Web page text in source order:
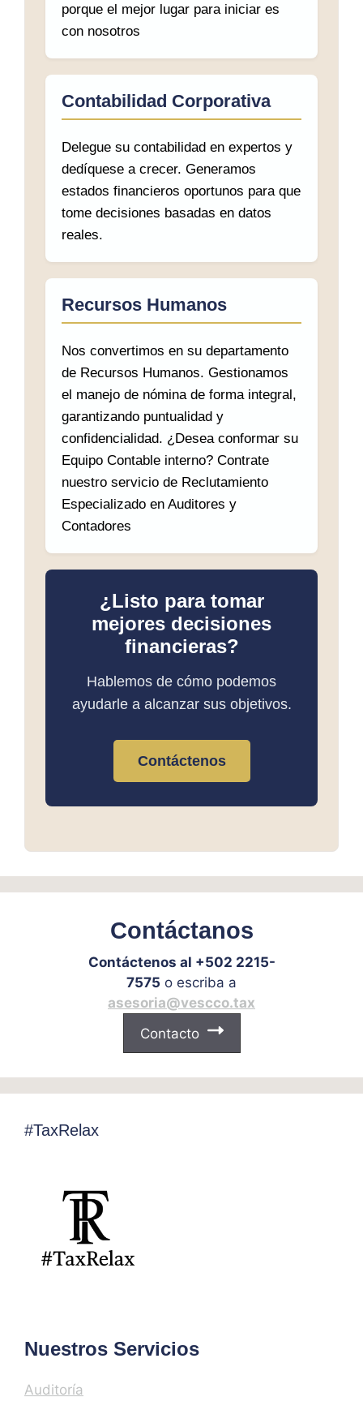
porque el mejor lugar para iniciar es
con nosotros
Contabilidad Corporativa
Delegue su contabilidad en expertos y
dedíquese a crecer. Generamos
estados financieros oportunos para que
tome decisiones basadas en datos
reales.
Recursos Humanos
Nos convertimos en su departamento
de Recursos Humanos. Gestionamos
el manejo de nómina de forma integral,
garantizando puntualidad y
confidencialidad. ¿Desea conformar su
Equipo Contable interno? Contrate
nuestro servicio de Reclutamiento
Especializado en Auditores y
Contadores
¿Listo para tomar
mejores decisiones
financieras?
Hablemos de cómo podemos
ayudarle a alcanzar sus objetivos.
Contáctenos
Contáctanos
Contáctenos al +502 2215-
7575 o escriba a
asesoria@vescco.tax
Contacto
#TaxRelax
Nuestros Servicios
Auditoría